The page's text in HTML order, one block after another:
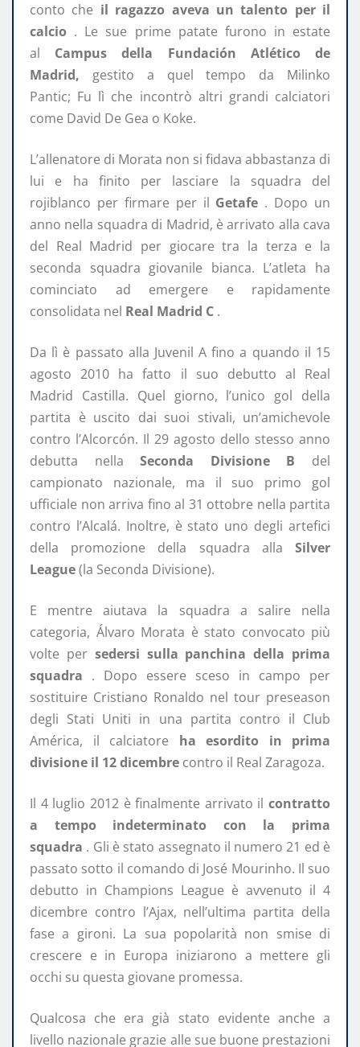
conto che il ragazzo aveva un talento per il
calcio . Le sue prime patate furono in estate
al Campus della Fundación Atlético de
Madrid, gestito a quel tempo da Milinko
Pantic; Fu lì che incontrò altri grandi calciatori
come David De Gea o Koke.
L’allenatore di Morata non si fidava abbastanza di
lui e ha finito per lasciare la squadra del
rojiblanco per firmare per il Getafe . Dopo un
anno nella squadra di Madrid, è arrivato alla cava
del Real Madrid per giocare tra la terza e la
seconda squadra giovanile bianca. L’atleta ha
cominciato ad emergere e rapidamente
consolidata nel Real Madrid C .
Da lì è passato alla Juvenil A fino a quando il 15
agosto 2010 ha fatto il suo debutto al Real
Madrid Castilla. Quel giorno, l’unico gol della
partita è uscito dai suoi stivali, un’amichevole
contro l’Alcorcón. Il 29 agosto dello stesso anno
debutta nellaSeconda Divisione B del
campionato nazionale, ma il suo primo gol
ufficiale non arriva fino al 31 ottobre nella partita
contro l’Alcalá. Inoltre, è stato uno degli artefici
della promozione della squadra alla Silver
League(la Seconda Divisione).
E mentre aiutava la squadra a salire nella
categoria, Álvaro Morata è stato convocato più
volte per sedersi sulla panchina della prima
squadra . Dopo essere sceso in campo per
sostituire Cristiano Ronaldo nel tour preseason
degli Stati Uniti in una partita contro il Club
América, il calciatore ha esordito in prima
divisione il 12 dicembre contro il Real Zaragoza.
Il 4 luglio 2012 è finalmente arrivato il contratto
a tempo indeterminato con la prima
squadra . Gli è stato assegnato il numero 21 ed è
passato sotto il comando di José Mourinho. Il suo
debutto in Champions League è avvenuto il 4
dicembre contro l’Ajax, nell’ultima partita della
fase a gironi. La sua popolarità non smise di
crescere e in Europa iniziarono a mettere gli
occhi su questa giovane promessa.
Qualcosa che era già stato evidente anche a
livello nazionale grazie alle sue buone prestazioni